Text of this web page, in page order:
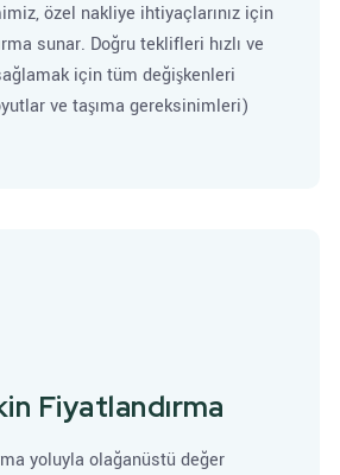
özel nakliye ihtiyaçlarınız için
sunar. Doğru teklifleri hızlı ve
için tüm değişkenleri
ve taşıma gereksinimleri)
Fiyatlandırma
yoluyla olağanüstü değer